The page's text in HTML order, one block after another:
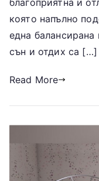
благоприятна и
която напълно
една
сън и отдих са […]
Read More